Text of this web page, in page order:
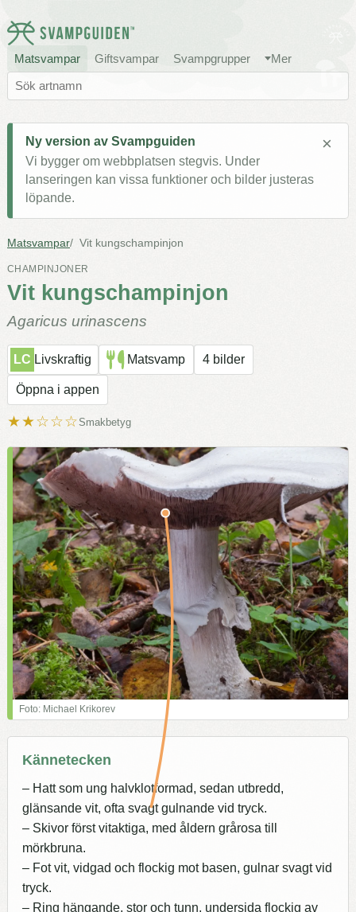
Matsvampar Giftsvampar Svampgrupper Mer
Ny version av Svampguiden
Vi bygger om webbplatsen stegvis. Under
lanseringen kan vissa funktioner och bilder justeras
löpande.
×
Matsvampar Vit kungschampinjon
CHAMPINJONER
Vit kungschampinjon
Agaricus urinascens
LC Livskraftig Matsvamp 4 bilder
Öppna i appen
★★☆☆☆Smakbetyg
Foto: Michael Krikorev
Kännetecken
– Hatt som ung halvklotformad, sedan utbredd,
glänsande vit, ofta svagt gulnande vid tryck.
– Skivor först vitaktiga, med åldern grårosa till
mörkbruna.
– Fot vit, vidgad och flockig mot basen, gulnar svagt vid
tryck.
– Ring hängande, stor och tunn, undersida flockig av